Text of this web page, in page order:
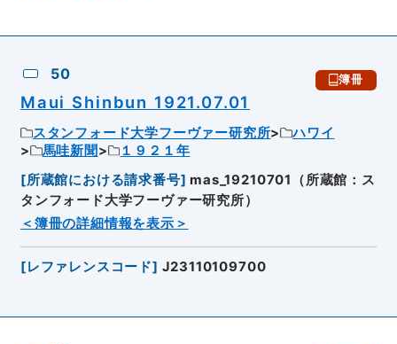
50 簿冊
Maui Shinbun 1921.07.01
スタンフォード大学フーヴァー研究所
ハワイ
馬哇新聞
１９２１年
[所蔵館における請求番号] mas_19210701（所蔵館：ス
タンフォード大学フーヴァー研究所）
＜簿冊の詳細情報を表示＞
[レファレンスコード] J23110109700